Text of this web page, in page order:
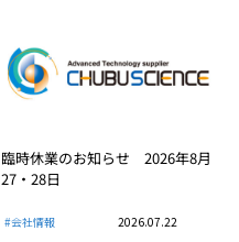
臨時休業のお知らせ 2026年8月
27・28日
#会社情報 2026.07.22